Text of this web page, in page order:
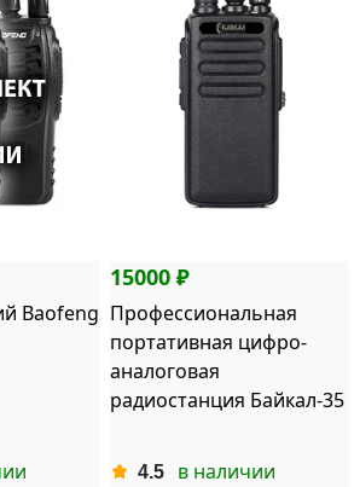
Baofeng
15000 ₽
Профессиональная
портативная цифро-
аналоговая
радиостанция Байкал-35
4.5 в наличии